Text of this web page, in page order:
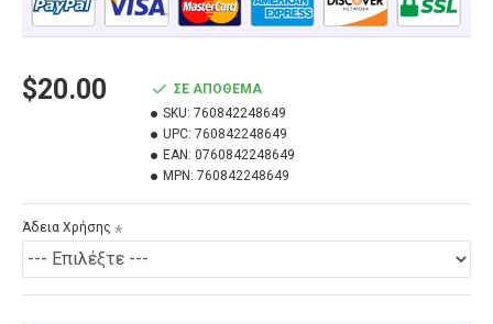
$20.00
ΣΕ ΑΠΌΘΕΜΑ
SKU: 760842248649
UPC: 760842248649
EAN: 0760842248649
MPN: 760842248649
Άδεια Χρήσης